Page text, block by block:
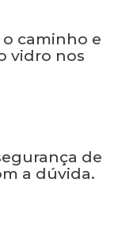
caminho e
vidro nos
de
a dúvida.